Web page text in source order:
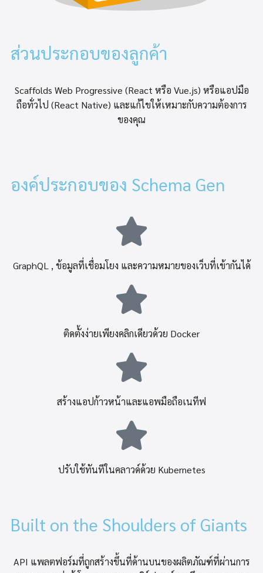
ส่วนประกอบของลูกค้า
Scaffolds Web Progressive (React หรือ Vue.js) หรือแอปมือ
ถือทั่วไป (React Native) และแก้ไขให้เหมาะกับความต้องการ
ของคุณ
องค์ประกอบของ Schema Gen
GraphQL , ข้อมูลที่เชื่อมโยง และความหมายของเว็บที่เข้ากันได้
ติดตั้งง่ายเพียงคลิกเดียวด้วย Docker
สร้างแอปก้าวหน้าและแอพมือถือเนทีฟ
ปรับใช้ทันทีในคลาวด์ด้วย Kubernetes
Built on the Shoulders of Giants
API แพลตฟอร์มที่ถูกสร้างขึ้นที่ด้านบนของผลิตภัณฑ์ที่ผ่านการ